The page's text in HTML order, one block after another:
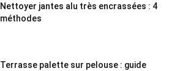
Nettoyer jantes alu très encrassées : 4
méthodes
Terrasse palette sur pelouse : guide